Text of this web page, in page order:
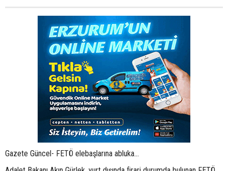
Gazete Güncel- FETÖ elebaşlarına abluka...